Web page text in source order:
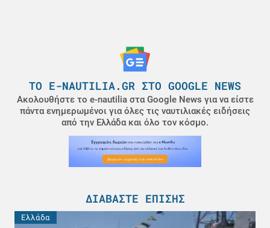
ΤΟ E-NAUTILIA.GR ΣΤΟ GOOGLE NEWS
Ακολουθήστε το e-nautilia στα Google News για να είστε
πάντα ενημερωμένοι για όλες τις ναυτιλιακές ειδήσεις
από την Ελλάδα και όλο τον κόσμο.
ΔΙΑΒΆΣΤΕ ΕΠΊΣΗΣ
Ελλάδα